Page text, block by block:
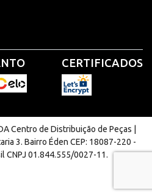
CERTIFICADOS
Centro de Distribuição de Peças |
3. Bairro Éden CEP: 18087-220 -
CNPJ 01.844.555/0027-11.